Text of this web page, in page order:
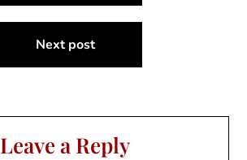
Next post
Leave a Reply